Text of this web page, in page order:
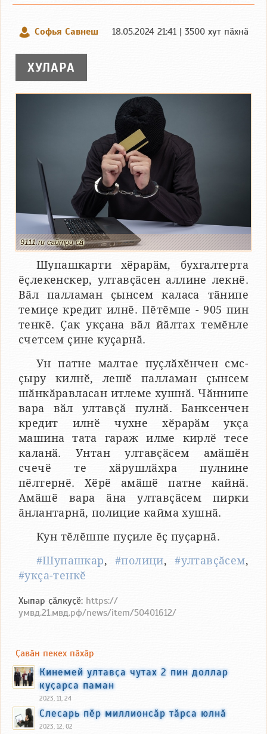
Софья Савнеш 18.05.2024 21:41 | 3500 хут пӑхнӑ
ХУЛАРА
9111.ru сайтри сӑн
Шупашкарти хӗрарӑм, бухгалтерта
ӗҫлекенскер, ултавҫӑсен аллине лекнӗ.
Вӑл палламан ҫынсем каласа тӑнипе
темиҫе кредит илнӗ. Пӗтӗмпе - 905 пин
тенкӗ. Ҫак укҫана вӑл йӑлтах темӗнле
счетсем ҫине куҫарнӑ.
Ун патне малтае пуҫлӑхӗнчен смс-
ҫыру килнӗ, лешӗ палламан ҫынсем
шӑнкӑравласан итлеме хушнӑ. Чӑннипе
вара вӑл ултавҫӑ пулнӑ. Банксенчен
кредит илнӗ чухне хӗрарӑм укҫа
машина тата гараж илме кирлӗ тесе
каланӑ. Унтан ултавҫӑсем амӑшӗн
счечӗ те хӑрушлӑхра пулнине
пӗлтернӗ. Хӗрӗ амӑшӗ патне кайнӑ.
Амӑшӗ вара ӑна ултавҫӑсем пирки
ӑнлантарнӑ, полицие кайма хушнӑ.
Кун тӗлӗшпе пуҫиле ӗҫ пуҫарнӑ.
#Шупашкар, #полици,#ултавҫӑсем,
#укҫа-тенкӗ
Хыпар ҫӑлкуҫӗ: https://
умвд.21.мвд.рф/news/item/50401612/
Ҫавӑн пекех пӑхӑр
Кинемей ултавҫа чутах 2 пин доллар
куҫарса паман
2023, 11, 24
Слесарь пӗр миллионсӑр тӑрса юлнӑ
2023, 12, 02